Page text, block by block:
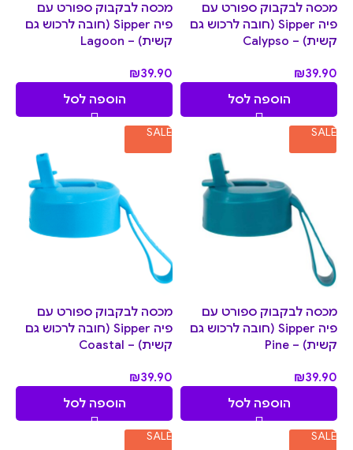
מכסה לבקבוק ספורט עם
פיה Sipper (חובה לרכוש גם
קשית) – Calypso
₪39.90
הוספה לסל
מכסה לבקבוק ספורט עם
פיה Sipper (חובה לרכוש גם
קשית) – Lagoon
₪39.90
הוספה לסל
SALE
מכסה לבקבוק ספורט עם
פיה Sipper (חובה לרכוש גם
קשית) – Pine
₪39.90
הוספה לסל
SALE
מכסה לבקבוק ספורט עם
פיה Sipper (חובה לרכוש גם
קשית) – Coastal
₪39.90
הוספה לסל
SALE
SALE